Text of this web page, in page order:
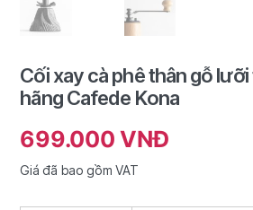
Cối xay cà phê thân gỗ
hãng Cafede Kona
699.000 VNĐ
Giá đã bao gồm VAT